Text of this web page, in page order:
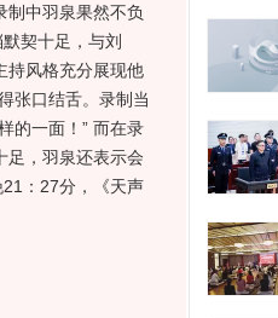
制中羽泉果然不负
契十足，与刘
持风格充分展现他
张口结舌。录制当
的一面！” 而在录
足，羽泉还表示会
：27分，《天声